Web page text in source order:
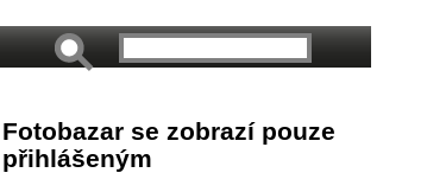
Fotobazar se zobrazí pouze
přihlášeným